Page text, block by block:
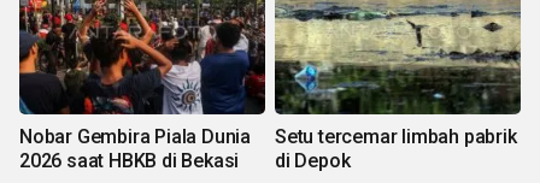
Nobar Gembira Piala Dunia
2026 saat HBKB di Bekasi
Setu tercemar limbah pabrik
di Depok